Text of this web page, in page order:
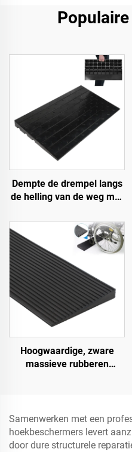
Dempte de drempel langs
de helling van de weg met
snelheidsbumps van
rubberen basismateriaal
trapmatten
Hoogwaardige, zware
massieve rubberen
Samenwerken met een
hoekbeschermers levert
door dure structurele